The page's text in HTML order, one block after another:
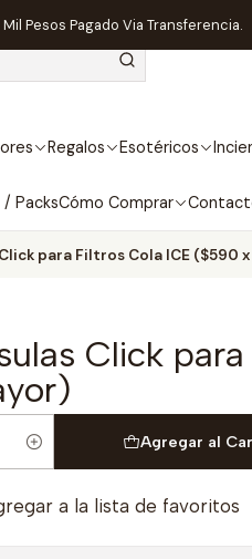
Regalos Esotéricos
PacksCómo Comprar
Pesos Pagado Via Transferencia.
para Filtros Cola ICE ($590
Click
Agregar al
a la lista de favoritos